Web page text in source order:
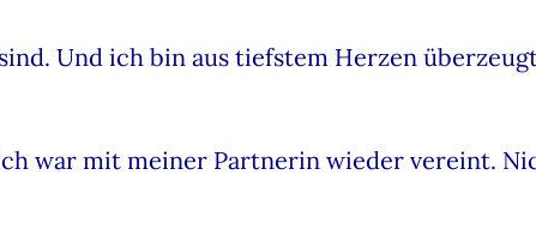
Und ich bin aus tiefstem Herzen
war mit meiner Partnerin wieder vereint.